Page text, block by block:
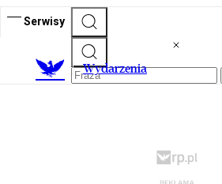
Serwisy
Wydarzenia